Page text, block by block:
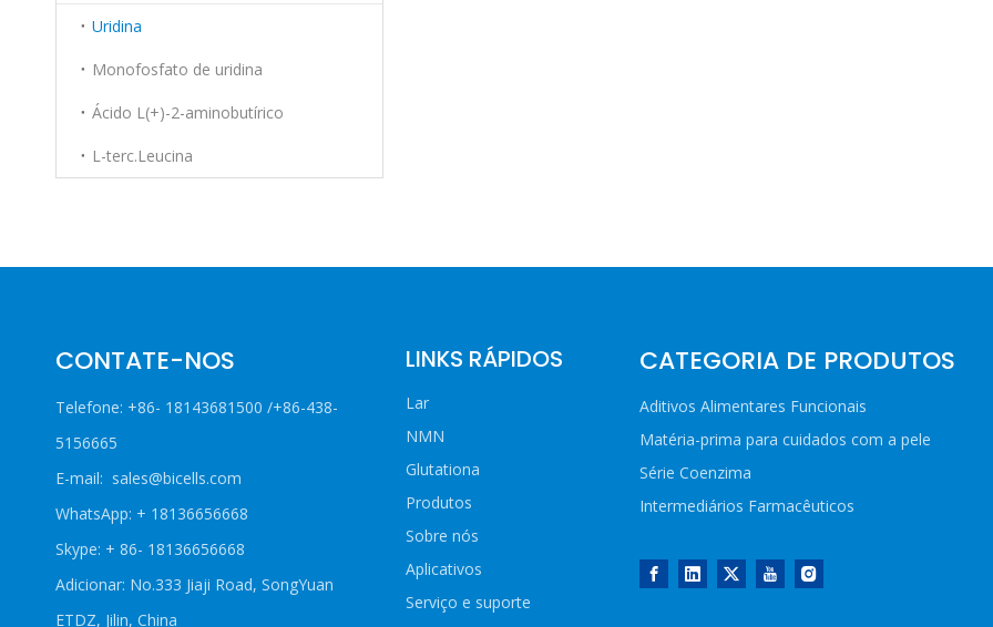
Uridina
Monofosfato de uridina
Ácido L(+)-2-aminobutírico
L-terc.Leucina
CONTATE-NOS
Telefone: +86- 18143681500 /+86-438-
5156665
E-mail: sales@bicells.com
WhatsApp: + 18136656668
Skype: + 86- 18136656668
Adicionar: No.333 Jiaji Road, SongYuan
ETDZ, Jilin, China
LINKS RÁPIDOS
Lar
NMN
Glutationa
Produtos
Sobre nós
Aplicativos
Serviço e suporte
CATEGORIA DE PRODUTOS
Aditivos Alimentares Funcionais
Matéria-prima para cuidados com a pele
Série Coenzima
Intermediários Farmacêuticos